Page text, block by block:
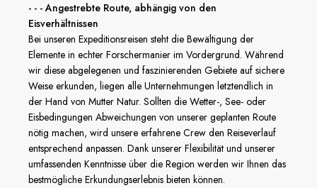
und sichere Abstände zu Wildtieren, während wir Ihnen
gleichzeitig ein unvergessliches Expeditionserlebnis bieten.
- - - Angestrebte Route, abhängig von den
Eisverhältnissen
Bei unseren Expeditionsreisen steht die Bewältigung der
Elemente in echter Forschermanier im Vordergrund. Während
wir diese abgelegenen und faszinierenden Gebiete auf sichere
Weise erkunden, liegen alle Unternehmungen letztendlich in
der Hand von Mutter Natur. Sollten die Wetter-, See- oder
Eisbedingungen Abweichungen von unserer geplanten Route
nötig machen, wird unsere erfahrene Crew den Reiseverlauf
entsprechend anpassen. Dank unserer Flexibilität und unserer
umfassenden Kenntnisse über die Region werden wir Ihnen das
bestmögliche Erkundungserlebnis bieten können.